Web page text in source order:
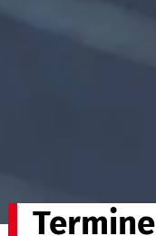
Termine